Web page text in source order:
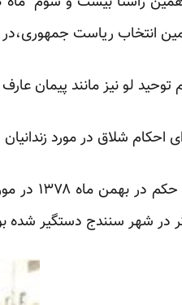
انتخاب ریاست جمهوری،در
توحید لو نیز مانند پیمان
احکام شلاق در مورد
این
در شهر سنندج دستگیر شده